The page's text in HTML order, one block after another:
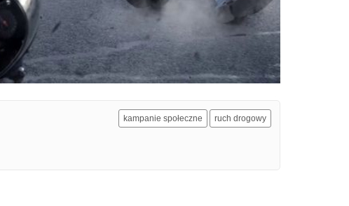
kampanie społeczne ruch drogowy